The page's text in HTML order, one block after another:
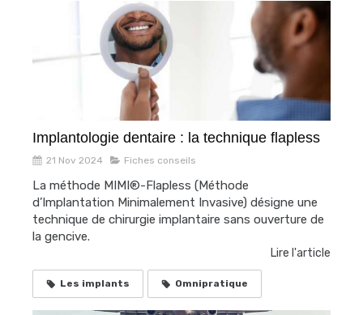
Implantologie dentaire : la technique flapless
21 Nov 2024 Fiches conseils
La méthode MIMI®-Flapless (Méthode
d’Implantation Minimalement Invasive) désigne une
technique de chirurgie implantaire sans ouverture de
la gencive.
Lire l'article
Les implants Omnipratique